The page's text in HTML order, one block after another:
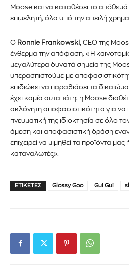
Εγγραφείτε στο
Moose και να καταθέσει το απόθεμά
επιμελητή, όλα υπό την απειλή
Ο Ronnie Frankowski, CEO της
ένθερμα την απόφαση. «Η
μεγαλύτερα δυνατά σημεία της
υπερασπιστούμε με
επιδιώκει να παραβιάσει τα
έχει καμία αυταπάτη: η Moose
ακλόνητη αποφασιστικότητα για να
πνευματική της ιδιοκτησία σε όλο
άμεση και αποφασιστική δράση
επιχειρεί να μιμηθεί τα προϊόντα
καταναλωτές».
ΕΤΙΚΈΤΕΣ Glossy Goo Gui Gui